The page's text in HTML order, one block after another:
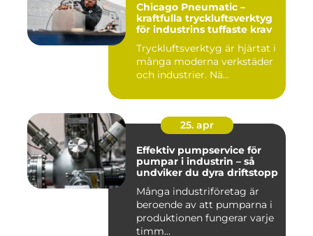
Chicago Pneumatic –
kraftfulla tryckluftsverktyg
för industrins tuffaste krav
Tryckluftsverktyg är hjärtat i
många moderna verkstäder
och industrier. Nä...
25. apr
Effektiv pumpservice för
pumpar i industrin – så
undviker du dyra driftstopp
Många industriföretag är
beroende av att pumparna i
produktionen fungerar varje
timm...